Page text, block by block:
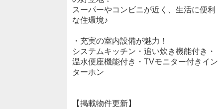
スーパーやコンビニが近く、生活に便利
な住環境♪
・充実の室内設備が魅力！
システムキッチン・追い炊き機能付き・
温水便座機能付き・TVモニター付きイン
ターホン
【掲載物件更新】